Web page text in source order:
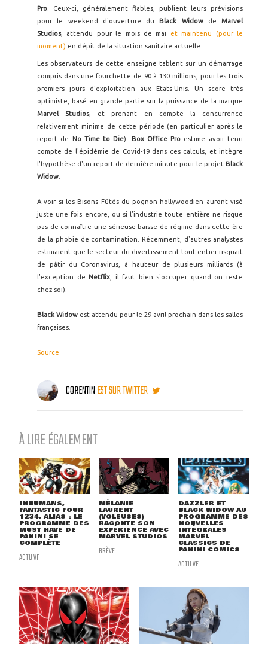
Pro . Ceux-ci, généralement fiables, publient leurs prévisions
pour le weekend d'ouverture du Black Widowde Marvel
Studios, attendu pour le mois de mai et maintenu (pour le
moment) en dépit de la situation sanitaire actuelle.
Les observateurs de cette enseigne tablent sur un démarrage
compris dans une fourchette de 90 à 130 millions, pour les trois
premiers jours d'exploitation aux Etats-Unis. Un score très
optimiste, basé en grande partie sur la puissance de la marque
Marvel Studios, et prenant en compte la concurrence
relativement minime de cette période (en particulier après le
report de
No Time to Die). Box Office Pro estime avoir tenu
compte de l'épidémie de Covid-19 dans ces calculs, et intègre
l'hypothèse d'un report de dernière minute pour le projet Black
Widow
A voir si les Bisons Fûtés du pognon hollywoodien auront visé
juste une fois encore, ou si l'industrie toute entière ne risque
pas de connaître une sérieuse baisse de régime dans cette ère
de la phobie de contamination. Récemment, d'autres analystes
estimaient que le secteur du divertissement tout entier risquait
de pâtir du Coronavirus, à hauteur de plusieurs milliards (à
l'exception de Netflix , il faut bien s'occuper quand on reste
chez soi).
Black Widow est attendu pour le 29 avril prochain dans les salles
françaises.
Source
CORENTINEST SUR TWITTER
À LIRE ÉGALEMENT
INHUMANS,
FANTASTIC FOUR
1234, ALIAS : LE
PROGRAMME DES
MUST HAVE DE
PANINI SE
COMPLÈTE
ACTU VF
MÉLANIE
LAURENT
(VOLEUSES)
RACONTE SON
EXPÉRIENCE AVEC
MARVEL STUDIOS
BRÈVE
DAZZLER ET
BLACK WIDOW AU
PROGRAMME DES
NOUVELLES
INTÉGRALES
MARVEL
CLASSICS DE
PANINI COMICS
ACTU VF